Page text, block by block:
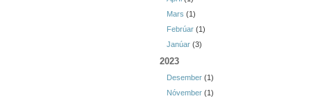
Mars (1)
Febrúar (1)
Janúar (3)
2023
Desember (1)
Nóvember (1)